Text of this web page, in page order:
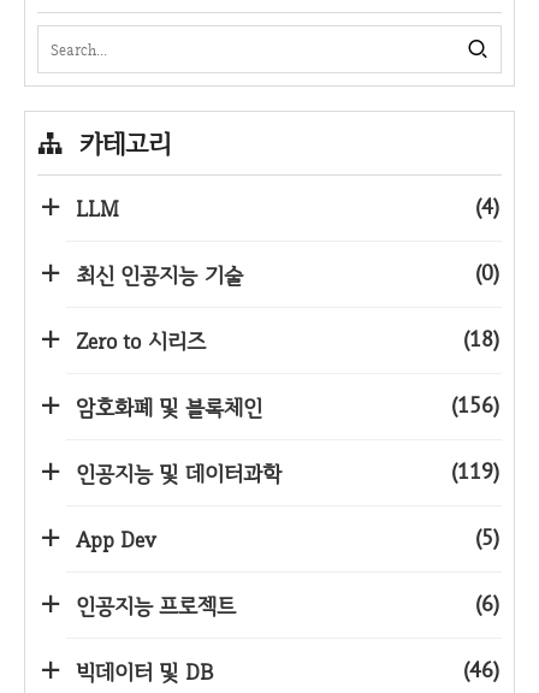
카테고리
LLM (4)
최신 인공지능 기술 (0)
Zero to 시리즈 (18)
암호화폐 및 블록체인 (156)
인공지능 및 데이터과학 (119)
App Dev (5)
인공지능 프로젝트 (6)
빅데이터 및 DB (46)